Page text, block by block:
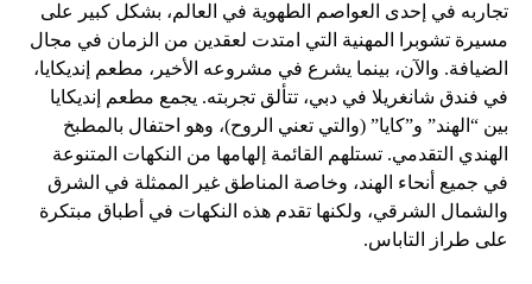
تجاربه في إحدى العواصم الطهوية في العالم، بشكل كبير على
مسيرة تشوبرا المهنية التي امتدت لعقدين من الزمان في مجال
الضيافة. والآن، بينما يشرع في مشروعه الأخير، مطعم إنديكايا،
في فندق شانغريلا في دبي، تتألق تجربته. يجمع مطعم إنديكايا
بين “الهند” و”كايا” (والتي تعني الروح)، وهو احتفال بالمطبخ
الهندي التقدمي. تستلهم القائمة إلهامها من النكهات المتنوعة
في جميع أنحاء الهند، وخاصة المناطق غير الممثلة في الشرق
والشمال الشرقي، ولكنها تقدم هذه النكهات في أطباق مبتكرة
على طراز التاباس.